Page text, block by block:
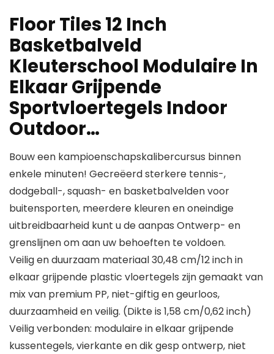
Floor Tiles 12 Inch
Basketbalveld
Kleuterschool Modulaire In
Elkaar Grijpende
Sportvloertegels Indoor
Outdoor…
Bouw een kampioenschapskalibercursus binnen
enkele minuten! Gecreëerd sterkere tennis-,
dodgeball-, squash- en basketbalvelden voor
buitensporten, meerdere kleuren en oneindige
uitbreidbaarheid kunt u de aanpas Ontwerp- en
grenslijnen om aan uw behoeften te voldoen.
Veilig en duurzaam materiaal 30,48 cm/12 inch in
elkaar grijpende plastic vloertegels zijn gemaakt van
mix van premium PP, niet-giftig en geurloos,
duurzaamheid en veilig. (Dikte is 1,58 cm/0,62 inch)
Veilig verbonden: modulaire in elkaar grijpende
kussentegels, vierkante en dik gesp ontwerp, niet